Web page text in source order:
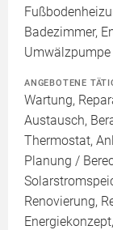
Badezimmer,
Umwälzpumpe
ANGEBOTENE
Wartung,
Austausch,
Thermostat,
Planung /
Renovierung,